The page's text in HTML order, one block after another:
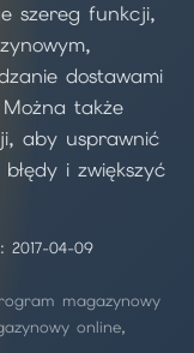
szereg funkcji,
dostawami
także
aby usprawnić
i zwiększyć
2017-04-09
magazynowy
online,